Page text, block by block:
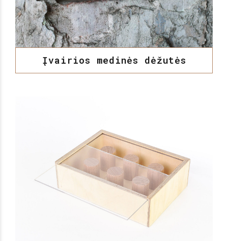
Įvairios medinės dėžutės